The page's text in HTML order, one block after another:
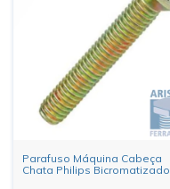
Parafuso Máquina Cabeça
Chata Philips Bicromatizado